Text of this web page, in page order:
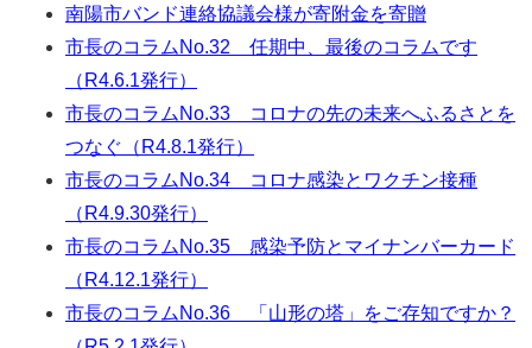
南陽市バンド連絡協議会様が寄附金を寄贈
市長のコラムNo.32 任期中、最後のコラムです
（R4.6.1発行）
市長のコラムNo.33 コロナの先の未来へふるさとを
つなぐ（R4.8.1発行）
市長のコラムNo.34 コロナ感染とワクチン接種
（R4.9.30発行）
市長のコラムNo.35 感染予防とマイナンバーカード
（R4.12.1発行）
市長のコラムNo.36 「山形の塔」をご存知ですか？